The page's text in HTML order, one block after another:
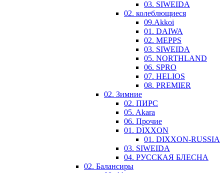
03. SIWEIDA
02. колеблющиеся
09.Akkoi
01. DAIWA
02. MEPPS
03. SIWEIDA
05. NORTHLAND
06. SPRO
07. HELIOS
08. PREMIER
02. Зимние
02. ПИРС
05. Akara
06. Прочие
01. DIXXON
01. DIXXON-RUSSIA
03. SIWEIDA
04. РУССКАЯ БЛЕСНА
02. Балансиры